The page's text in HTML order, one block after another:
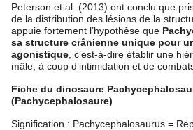
Peterson et al. (2013) ont conclu que
de la distribution des lésions de la
appuie fortement l’hypothèse que
sa structure crânienne unique pour
agonistique , c’est-à-dire établir une
mâle, à coup d’intimidation et de
Fiche du dinosaure
(Pachycephalosaure)
Signification : Pachycephalosaurus =